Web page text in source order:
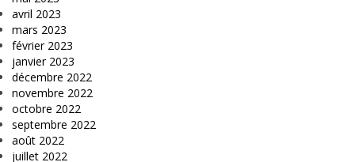
avril 2023
mars 2023
février 2023
janvier 2023
décembre 2022
novembre 2022
octobre 2022
septembre 2022
août 2022
juillet 2022